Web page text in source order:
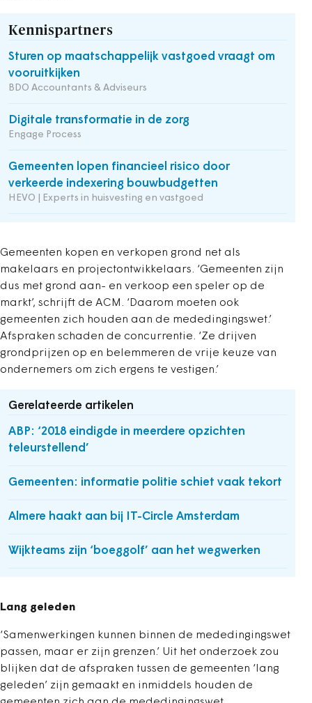
Kennispartners
Sturen op maatschappelijk vastgoed vraagt om
vooruitkijken
BDO Accountants & Adviseurs
Digitale transformatie in de zorg
Engage Process
Gemeenten lopen financieel risico door
verkeerde indexering bouwbudgetten
HEVO | Experts in huisvesting en vastgoed
Gemeenten kopen en verkopen grond net als
makelaars en projectontwikkelaars. ‘Gemeenten zijn
dus met grond aan- en verkoop een speler op de
markt’, schrijft de ACM. ‘Daarom moeten ook
gemeenten zich houden aan de mededingingswet.’
Afspraken schaden de concurrentie. ‘Ze drijven
grondprijzen op en belemmeren de vrije keuze van
ondernemers om zich ergens te vestigen.’
Gerelateerde artikelen
ABP: ‘2018 eindigde in meerdere opzichten
teleurstellend’
Gemeenten: informatie politie schiet vaak tekort
Almere haakt aan bij IT-Circle Amsterdam
Wijkteams zijn ‘boeggolf’ aan het wegwerken
Lang geleden
‘Samenwerkingen kunnen binnen de mededingingswet
passen, maar er zijn grenzen.’ Uit het onderzoek zou
blijken dat de afspraken tussen de gemeenten ‘lang
geleden’ zijn gemaakt en inmiddels houden de